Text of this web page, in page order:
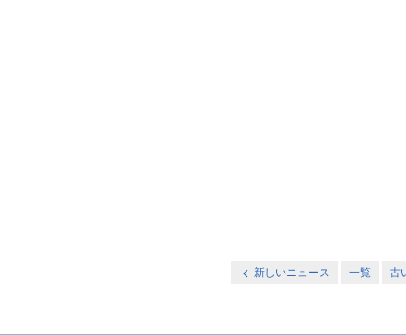
新しいニュース 一覧 古